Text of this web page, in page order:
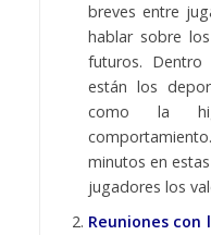
breves entre
hablar sobre
futuros.
están los
como la
minutos en
jugadores los
Reuniones con